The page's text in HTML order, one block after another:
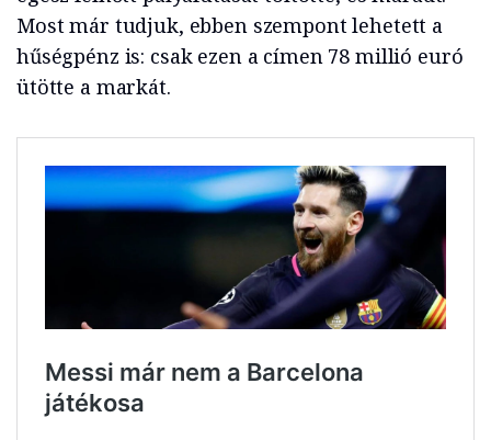
Most már tudjuk, ebben szempont lehetett a
hűségpénz is: csak ezen a címen 78 millió euró
ütötte a markát.